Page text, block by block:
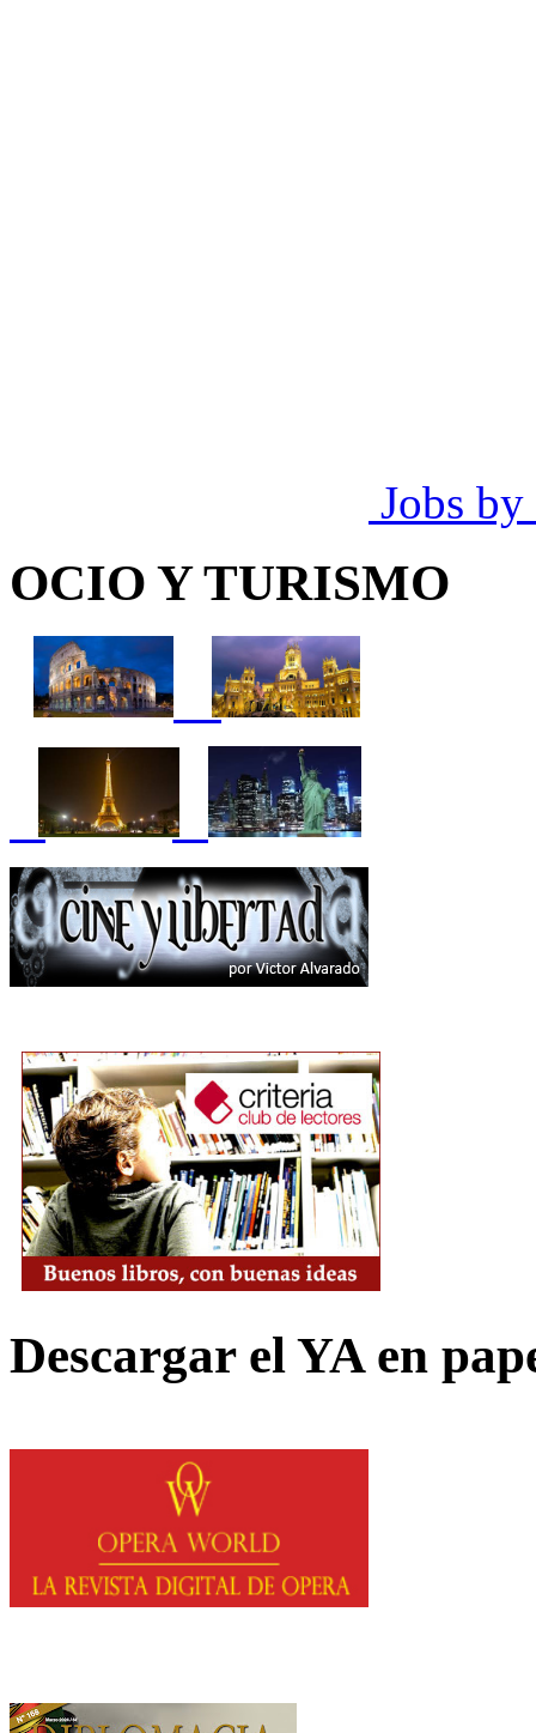
Jobs by
OCIO Y TURISMO
Descargar el YA en